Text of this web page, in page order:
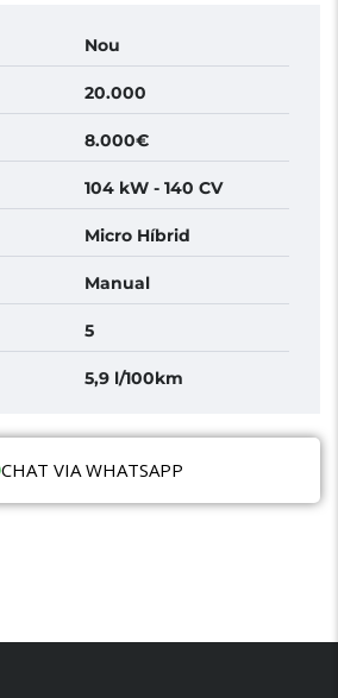
Nou
20.000
8.000€
104 kW - 140 CV
Micro Híbrid
Manual
5
5,9 l/100km
CHAT VIA WHATSAPP